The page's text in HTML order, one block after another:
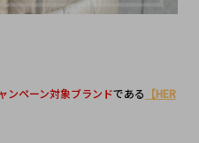
ンペーン対象ブランドである 【HER